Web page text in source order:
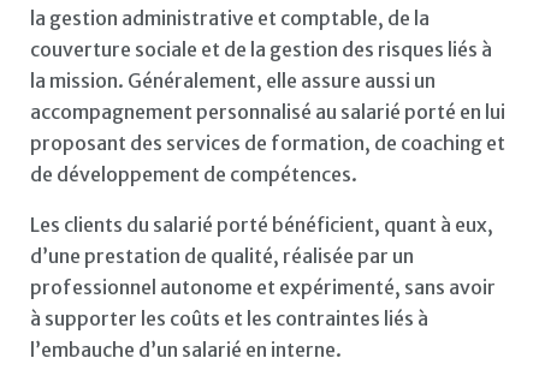
la gestion administrative et comptable, de la
couverture sociale et de la gestion des risques liés à
la mission. Généralement, elle assure aussi un
accompagnement personnalisé au salarié porté en lui
proposant des services de formation, de coaching et
de développement de compétences.
Les clients du salarié porté bénéficient, quant à eux,
d’une prestation de qualité, réalisée par un
professionnel autonome et expérimenté, sans avoir
à supporter les coûts et les contraintes liés à
l’embauche d’un salarié en interne.